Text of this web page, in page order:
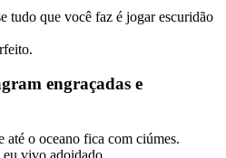
tudo que você faz é jogar escuridão
engraçadas e
até o oceano fica com ciúmes.